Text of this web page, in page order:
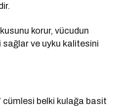
korur, vücudun
sağlar ve uyku kalitesini
cümlesi belki kulağa basit